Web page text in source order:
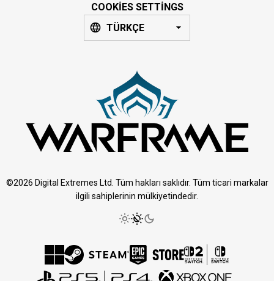
COOKIES SETTINGS
TÜRKÇE
©2026 Digital Extremes Ltd. Tüm hakları saklıdır. Tüm ticari markalar
ilgili sahiplerinin mülkiyetindedir.